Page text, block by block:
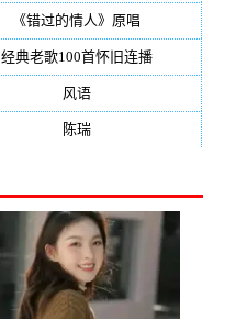
《错过的情人》原唱
经典老歌100首怀旧连播(134)
风语(132)
陈瑞(128)